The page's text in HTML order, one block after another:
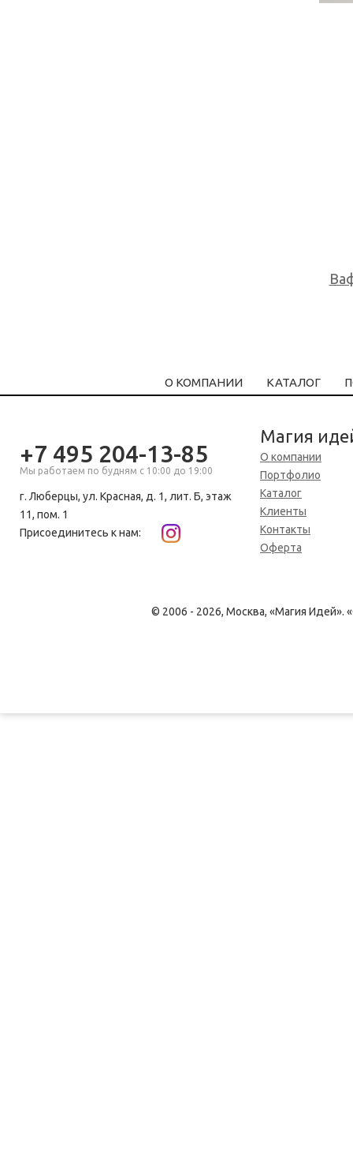
О КОМПАНИИ КАТАЛОГ
+7 495 204-13-85
Мы работаем по будням с 10:00 до 19:00
г. Люберцы, ул. Красная, д. 1, лит. Б, этаж
11, пом. 1
Присоединитесь к нам:
Магия
О компании
Портфолио
Каталог
Клиенты
Контакты
Оферта
© 2006 - 2026, Москва, «Магия Идей».